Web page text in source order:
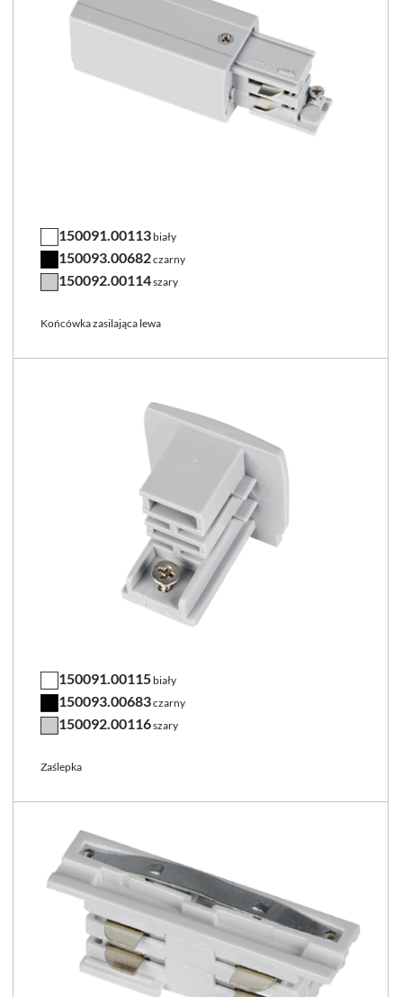
150091.00113 biały
150093.00682czarny
150092.00114szary
Końcówka zasilająca lewa
150091.00115 biały
150093.00683czarny
150092.00116szary
Zaślepka